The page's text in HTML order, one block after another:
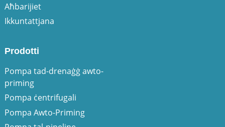
Aħbarijiet
Ikkuntattjana
Prodotti
Pompa tad-drenaġġ awto-
priming
Pompa ċentrifugali
Pompa Awto-Priming